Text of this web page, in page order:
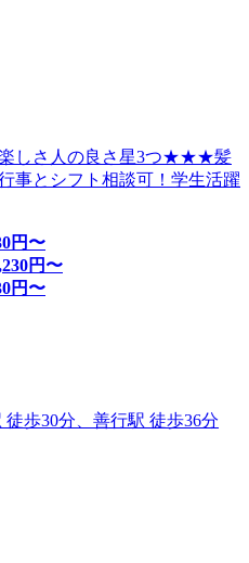
楽しさ人の良さ星3つ★★★髪
事とシフト相談可！学生活躍
円〜
円〜
円〜
歩30分、善行駅 徒歩36分